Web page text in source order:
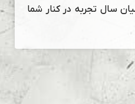
سال تجربه در کنار شما